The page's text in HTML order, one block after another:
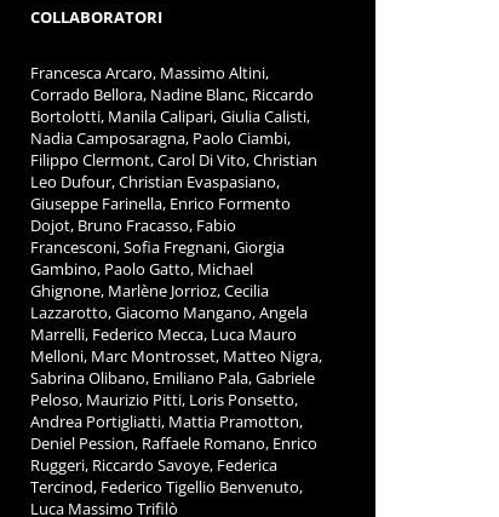
COLLABORATORI
Francesca Arcaro, Massimo Altini,
Corrado Bellora, Nadine Blanc, Riccardo
Bortolotti, Manila Calipari, Giulia Calisti,
Nadia Camposaragna, Paolo Ciambi,
Filippo Clermont, Carol Di Vito, Christian
Leo Dufour, Christian Evaspasiano,
Giuseppe Farinella, Enrico Formento
Dojot, Bruno Fracasso, Fabio
Francesconi, Sofia Fregnani, Giorgia
Gambino, Paolo Gatto, Michael
Ghignone, Marlène Jorrioz, Cecilia
Lazzarotto, Giacomo Mangano, Angela
Marrelli, Federico Mecca, Luca Mauro
Melloni, Marc Montrosset, Matteo Nigra,
Sabrina Olibano, Emiliano Pala, Gabriele
Peloso, Maurizio Pitti, Loris Ponsetto,
Andrea Portigliatti, Mattia Pramotton,
Deniel Pession, Raffaele Romano, Enrico
Ruggeri, Riccardo Savoye, Federica
Tercinod, Federico Tigellio Benvenuto,
Luca Massimo Trifilò